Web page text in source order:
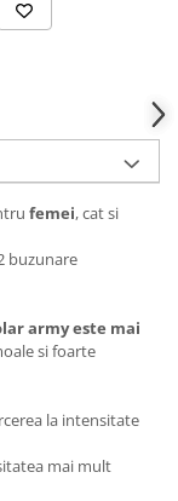
femei, cat si
buzunare
army este mai
si foarte
la intensitate
mai mult